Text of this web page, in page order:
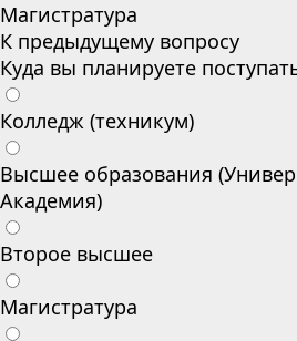
Магистратура
К предыдущему вопросу
Куда вы планируете
Колледж (техникум)
Высшее образования
Академия)
Второе высшее
Магистратура